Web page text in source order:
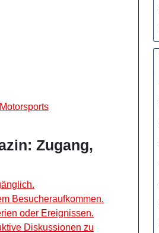
Zugang,
Besucheraufkommen.
oder Ereignissen.
Diskussionen zu